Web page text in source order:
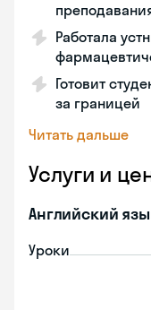
Работала
Готовит
за границей
Читать дальше
Услуги и
Английский
Уроки